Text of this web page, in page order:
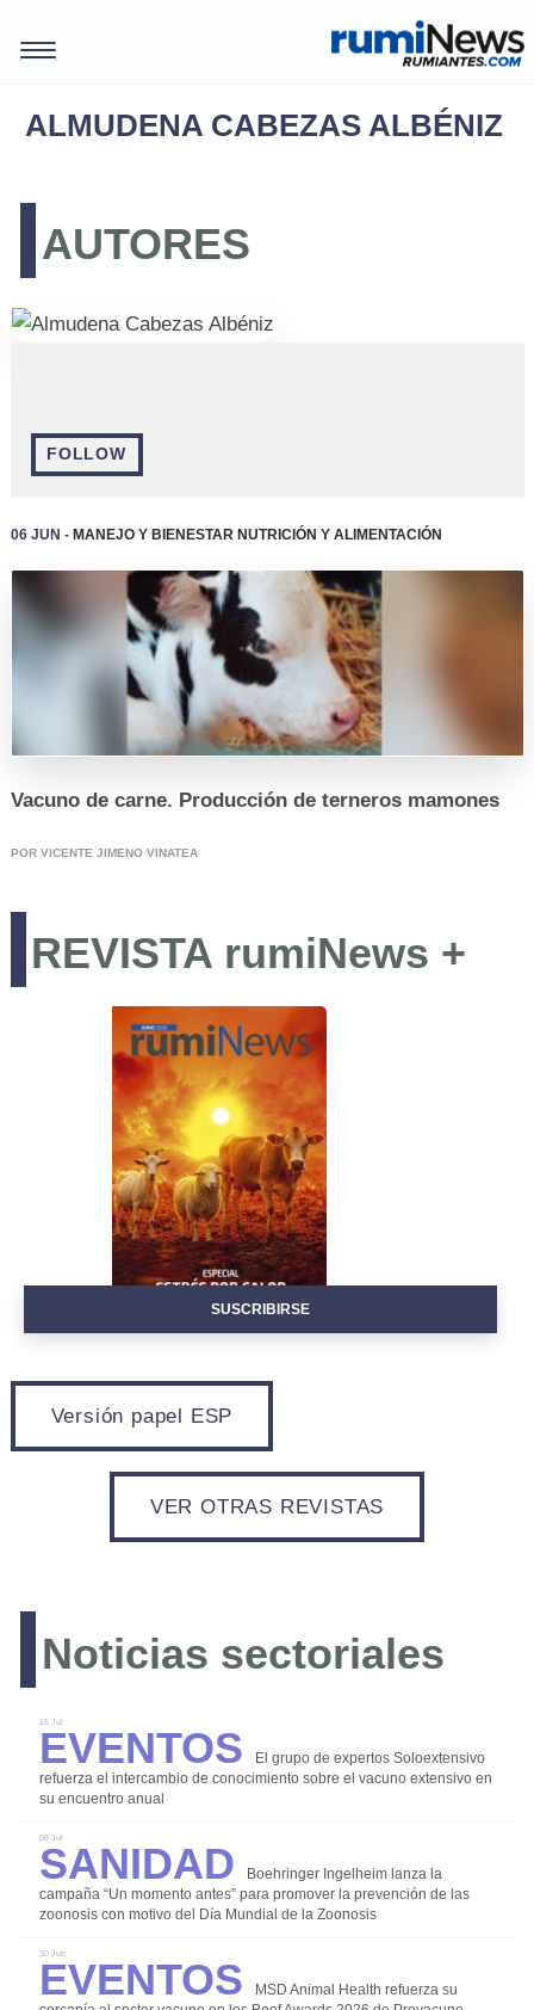
REGISTRO
EVENTOS
REGISTRO
ALMUDENA CABEZAS ALBÉNIZ
AUTORES
FOLLOW
06 Jun -Manejo y BienestarNutrición y Alimentación
Vacuno de carne. Producción de terneros mamones
POR VICENTE JIMENO VINATEA
REVISTA rumiNews +
SUSCRIBIRSE
Versión papel ESP
VER OTRAS REVISTAS
Noticias sectoriales
15 Jul
Eventos
El grupo de expertos Soloextensivo
refuerza el intercambio de conocimiento sobre el vacuno extensivo en
su encuentro anual
08 Jul
Sanidad
Boehringer Ingelheim lanza la
campaña “Un momento antes” para promover la prevención de las
zoonosis con motivo del Día Mundial de la Zoonosis
30 Jun
Eventos
MSD Animal Health refuerza su